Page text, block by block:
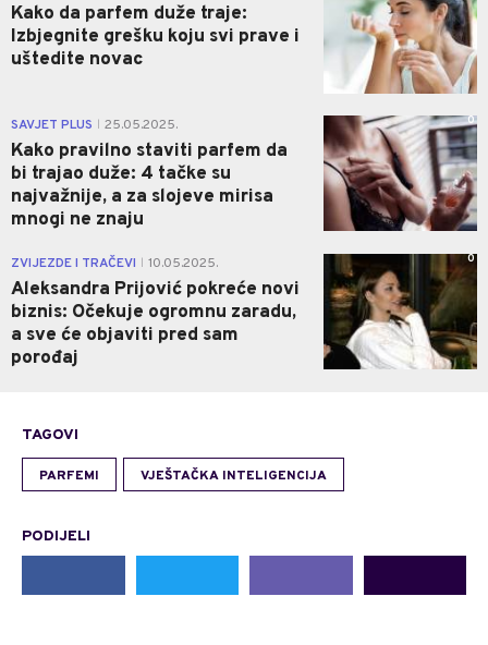
Kako da parfem duže traje:
Izbjegnite grešku koju svi prave i
uštedite novac
SAVJET PLUS 25.05.2025.
Kako pravilno staviti parfem da
bi trajao duže: 4 tačke su
najvažnije, a za slojeve mirisa
mnogi ne znaju
0
ZVIJEZDE I TRAČEVI 10.05.2025.
Aleksandra Prijović pokreće novi
biznis: Očekuje ogromnu zaradu,
a sve će objaviti pred sam
porođaj
0
TAGOVI
PARFEMI VJEŠTAČKA INTELIGENCIJA
PODIJELI